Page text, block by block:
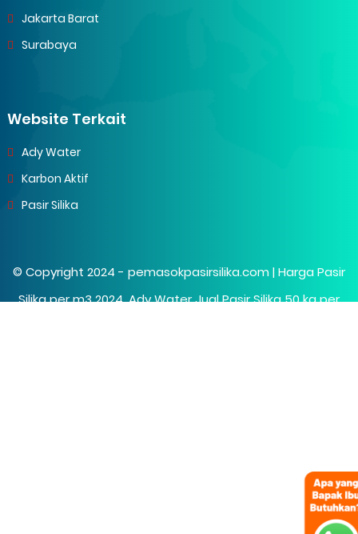
Jakarta Barat
Surabaya
Website Terkait
Ady Water
Karbon Aktif
Pasir Silika
© Copyright 2024 - pemasokpasirsilika.com | Harga Pasir
Silika per m3 2024, Ady Water Jual Pasir Silika 50 kg per